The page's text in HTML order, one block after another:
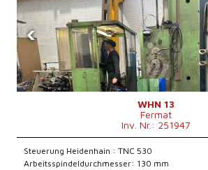
‹
WHN 13
Fermat
Inv. Nr.: 251947
Steuerung Heidenhain : TNC 530
Arbeitsspindeldurchmesser: 130 mm